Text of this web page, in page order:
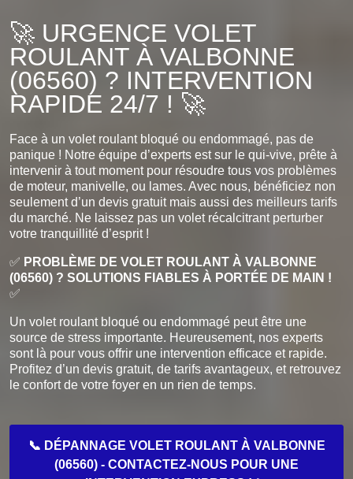
🚀 URGENCE VOLET
ROULANT À VALBONNE
(06560) ? INTERVENTION
RAPIDE 24/7 ! 🚀
Face à un volet roulant bloqué ou endommagé, pas de
panique ! Notre équipe d’experts est sur le qui-vive, prête à
intervenir à tout moment pour résoudre tous vos problèmes
de moteur, manivelle, ou lames. Avec nous, bénéficiez non
seulement d’un devis gratuit mais aussi des meilleurs tarifs
du marché. Ne laissez pas un volet récalcitrant perturber
votre tranquillité d’esprit !
✅ PROBLÈME DE VOLET ROULANT À VALBONNE
(06560) ? SOLUTIONS FIABLES À PORTÉE DE MAIN !
✅
Un volet roulant bloqué ou endommagé peut être une
source de stress importante. Heureusement, nos experts
sont là pour vous offrir une intervention efficace et rapide.
Profitez d’un devis gratuit, de tarifs avantageux, et retrouvez
le confort de votre foyer en un rien de temps.
📞 DÉPANNAGE VOLET ROULANT À VALBONNE
(06560) - CONTACTEZ-NOUS POUR UNE